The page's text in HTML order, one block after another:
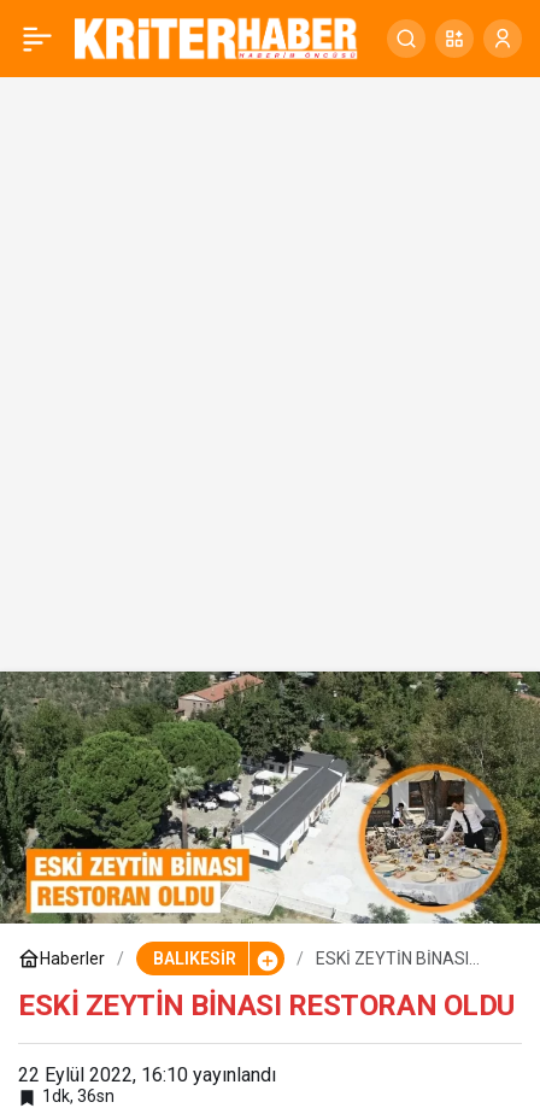
Haberler BALIKESİR
ESKİ ZEYTİN BİNASI
ESKİ ZEYTİN BİNASI RESTORAN OLDU
22 Eylül 2022, 16:10 yayınlandı
1dk, 36sn
ESKİ ZEYTİN BİNASI 0